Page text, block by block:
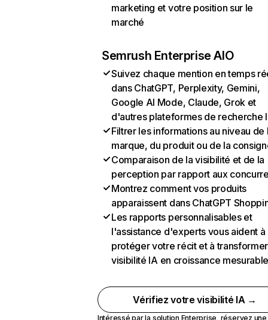
marketing et votre position sur le
marché
Semrush Enterprise AIO
Suivez chaque mention en temps
dans ChatGPT, Perplexity, Gemini,
Google AI Mode, Claude, Grok et
d'autres plateformes de recherche
Filtrer les informations au niveau de
marque, du produit ou de la
Comparaison de la visibilité et de la
perception par rapport aux
Montrez comment vos produits
apparaissent dans ChatGPT
Les rapports personnalisables et
l'assistance d'experts vous aident à
protéger votre récit et à
visibilité IA en croissance
Vérifiez votre visibilité IA →
Intéressé par la solution Enterprise, réservez